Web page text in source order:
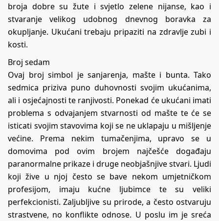
broja dobre su žute i svjetlo zelene nijanse, kao i
stvaranje velikog udobnog dnevnog boravka za
okupljanje. Ukućani trebaju pripaziti na zdravlje zubi i
kosti.
Broj sedam
Ovaj broj simbol je sanjarenja, mašte i bunta. Tako
sedmica priziva puno duhovnosti svojim ukućanima,
ali i osjećajnosti te ranjivosti. Ponekad će ukućani imati
problema s odvajanjem stvarnosti od mašte te će se
isticati svojim stavovima koji se ne uklapaju u mišljenje
većine. Prema nekim tumačenjima, upravo se u
domovima pod ovim brojem najčešće događaju
paranormalne prikaze i druge neobjašnjive stvari. Ljudi
koji žive u njoj često se bave nekom umjetničkom
profesijom, imaju kućne ljubimce te su veliki
perfekcionisti. Zaljubljive su prirode, a često ostvaruju
strastvene, no konflikte odnose. U poslu im je sreća